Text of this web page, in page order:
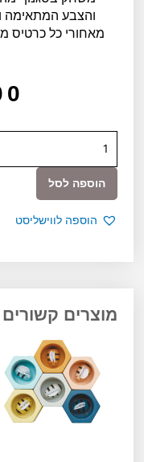
והצבע המתאימה
מאחורי כל כרטיס
של
לימודי
בלוח
הוספה לסל
הוספה לווישליסט
מוצרים קשורים